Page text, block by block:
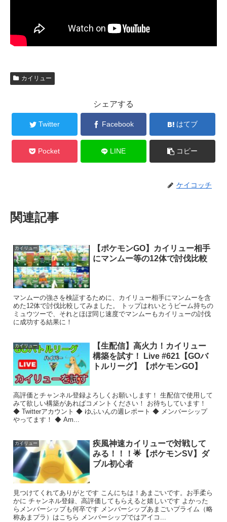
カイリュー
シェアする
Twitter Facebook はてブ
Pocket LINE コピー
ケイコッチ
関連記事
カイリュー
【ポケモンGO】カイリュー相手
にマンムー等の12体で討伐比較
マンムーの強さを検証するために、カイリュー相手にマンムーを含
めた12体で討伐比較してみました。 トップはれいとうビーム持ちの
ミュウツーで、それとほぼ同じ速度でマンムーもカイリューの討伐
に成功する結果に！
カイリュー
【生配信】高火力！カイリュー
構築を試す！ Live #621【GOバ
トルリーグ】【ポケモンGO】
高評価とチャンネル登録よろしくお願いします！ 生配信で使用して
みて欲しい構築があればコメントください！ お待ちしています！
◆ Twitterアカウント ◆ ゆふいんの週レポート ◆ メンバーシップ
やってます！ ◆ Am...
カイリュー
疾風神速カイリューで対戦して
みる！！！🌟【ポケモンSV】ダ
ブル初心者
見つけてくれてありがとです こんにちは！あまごいです。お手柔ら
かに チャンネル登録、高評価してもらえると嬉しいです よかった
らメンバーシップも何卒です メンバーシップあまごいプライム（略
称あまプラ）はこちら メンバーシップではアイコ...